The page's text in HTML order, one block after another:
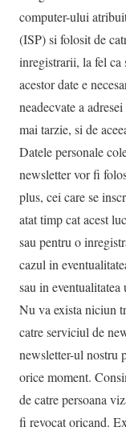
computer-ului
(ISP) si folosit de
inregistrarii, la fel ca
acestor date e
neadecvate a
mai tarzie, si de
Datele personale
newsletter vor fi
plus, cei care se
atat timp cat acest
sau pentru o
cazul in
sau in
Nu va exista niciun
catre serviciul de
newsletter-ul nostru
orice moment.
de catre persoana
fi revocat oricand.